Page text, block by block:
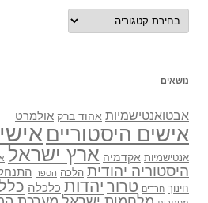
נושאים
נושאים
אבטואנטישמיות אהוד ברק אולמרט
אישים היסטוריים
אנטישמיות אקדמיה ארץ ישראל
היסטוריה יהודית הלכה הספר
חינוך חרדים טרור יהדות כלכלה